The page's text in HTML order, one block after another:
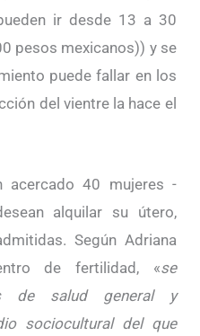
ir desde 13 a 30
pesos mexicanos)) y se
puede fallar en los
del vientre la hace el
acercado 40 mujeres -
alquilar su útero,
Según Adriana
de fertilidad, «se
de salud general y
sociocultural del que